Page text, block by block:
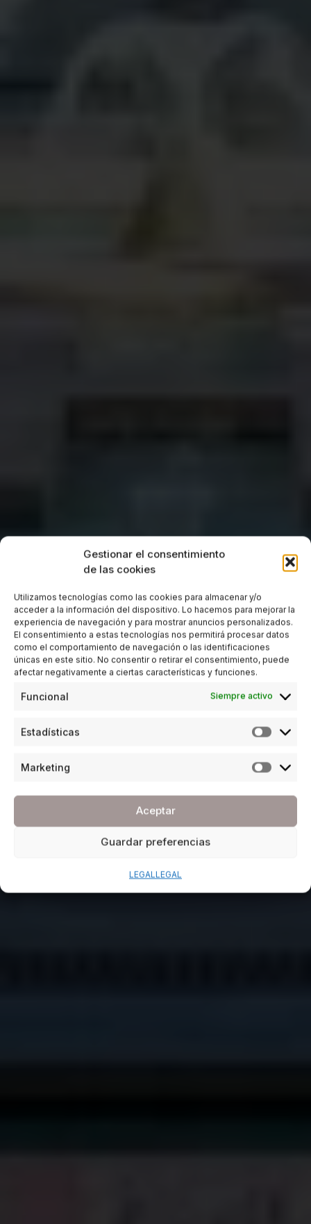
Gestionar el consentimiento
de las cookies
Utilizamos tecnologías como las cookies para almacenar y/o
acceder a la información del dispositivo. Lo hacemos para mejorar la
experiencia de navegación y para mostrar anuncios personalizados.
El consentimiento a estas tecnologías nos permitirá procesar datos
como el comportamiento de navegación o las identificaciones
únicas en este sitio. No consentir o retirar el consentimiento, puede
afectar negativamente a ciertas características y funciones.
Funcional Siempre activo
Estadísticas
Marketing
Aceptar
Guardar preferencias
LEGALLEGAL